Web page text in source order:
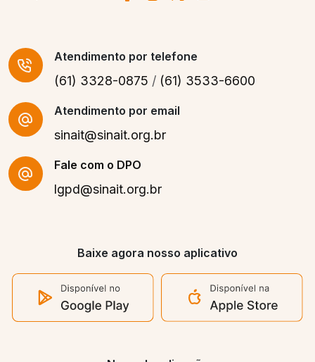
Atendimento por telefone
(61) 3328-0875 / (61) 3533-6600
Atendimento por email
sinait@sinait.org.br
Fale com o DPO
lgpd@sinait.org.br
Baixe agora nosso aplicativo